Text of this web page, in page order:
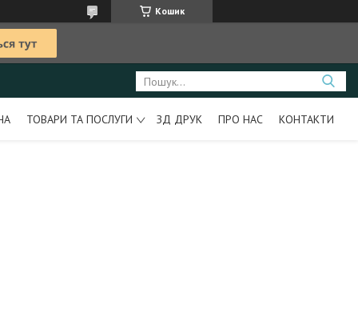
Кошик
ТОВАРИ ТА ПОСЛУГИ ЗД ДРУК ПРО НАС КОНТАКТИ